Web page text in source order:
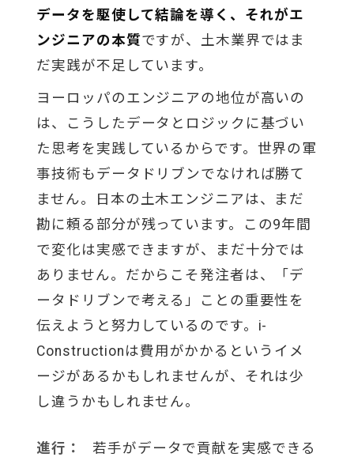
データを駆使して結論を導く、それがエ
ンジニアの本質ですが、土木業界ではま
だ実践が不足しています。
ヨーロッパのエンジニアの地位が高いの
は、こうしたデータとロジックに基づい
た思考を実践しているからです。世界の軍
事技術もデータドリブンでなければ勝て
ません。日本の土木エンジニアは、まだ
勘に頼る部分が残っています。この9年間
で変化は実感できますが、まだ十分では
ありません。だからこそ発注者は、「デ
ータドリブンで考える」ことの重要性を
伝えようと努力しているのです。i-
Constructionは費用がかかるというイメ
ージがあるかもしれませんが、それは少
し違うかもしれません。
進行：
若手がデータで貢献を実感できる